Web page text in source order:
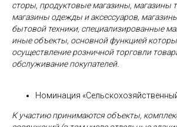
сторы, продуктовые магазины, магазины
магазины одежды и аксессуаров,
бытовой техники, специализированные
иные объекты, основной функцией
осуществление розничной торговли
обслуживание покупателей.
Номинация
К участию принимаются объекты,